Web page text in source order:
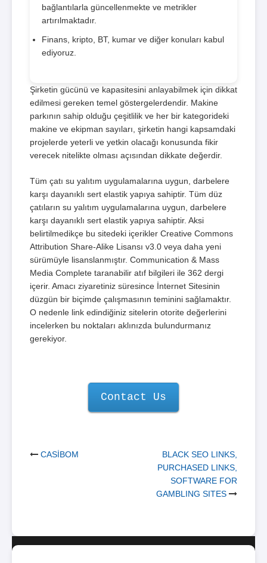
bağlantılarla güncellenmekte ve metrikler
artırılmaktadır.
Finans, kripto, BT, kumar ve diğer konuları kabul
ediyoruz.
Şirketin gücünü ve kapasitesini anlayabilmek için dikkat
edilmesi gereken temel göstergelerdendir. Makine
parkının sahip olduğu çeşitlilik ve her bir kategorideki
makine ve ekipman sayıları, şirketin hangi kapsamdaki
projelerde yeterli ve yetkin olacağı konusunda fikir
verecek nitelikte olması açısından dikkate değerdir.
Tüm çatı su yalıtım uygulamalarına uygun, darbelere
karşı dayanıklı sert elastik yapıya sahiptir. Tüm düz
çatıların su yalıtım uygulamalarına uygun, darbelere
karşı dayanıklı sert elastik yapıya sahiptir. Aksi
belirtilmedikçe bu sitedeki içerikler Creative Commons
Attribution Share-Alike Lisansı v3.0 veya daha yeni
sürümüyle lisanslanmıştır. Communication & Mass
Media Complete taranabilir atıf bilgileri ile 362 dergi
içerir. Amacı ziyaretiniz süresince İnternet Sitesinin
düzgün bir biçimde çalışmasının teminini sağlamaktır.
O nedenle link edindiğiniz sitelerin otorite değerlerini
incelerken bu noktaları aklınızda bulundurmanız
gerekiyor.
Contact Us
Post
CASİBOM
BLACK SEO LINKS,
PURCHASED LINKS,
SOFTWARE FOR
GAMBLING SITES